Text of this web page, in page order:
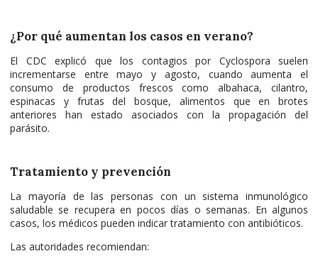
¿Por qué aumentan los casos en verano?
El CDC explicó que los contagios por Cyclospora suelen
incrementarse entre mayo y agosto, cuando aumenta el
consumo de productos frescos como albahaca, cilantro,
espinacas y frutas del bosque, alimentos que en brotes
anteriores han estado asociados con la propagación del
parásito.
Tratamiento y prevención
La mayoría de las personas con un sistema inmunológico
saludable se recupera en pocos días o semanas. En algunos
casos, los médicos pueden indicar tratamiento con antibióticos.
Las autoridades recomiendan: